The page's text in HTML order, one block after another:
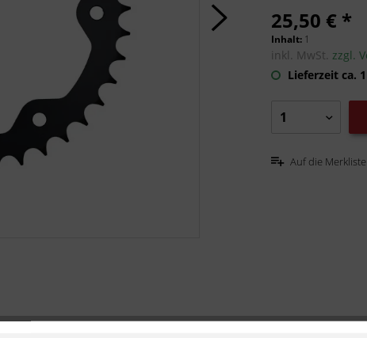
25,50 € *
Inhalt: 1
inkl. MwSt.zzgl.
Lieferzeit ca.
Auf die Merkliste